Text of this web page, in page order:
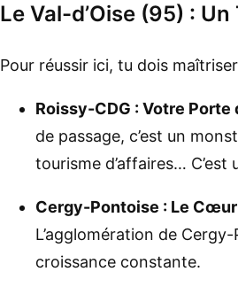
Le Val-d’Oise (95) :
Pour réussir ici, tu dois
Roissy-CDG : Votre Porte
de passage, c’est un
tourisme d’affaires…
Cergy-Pontoise : Le
L’agglomération de
croissance constante.